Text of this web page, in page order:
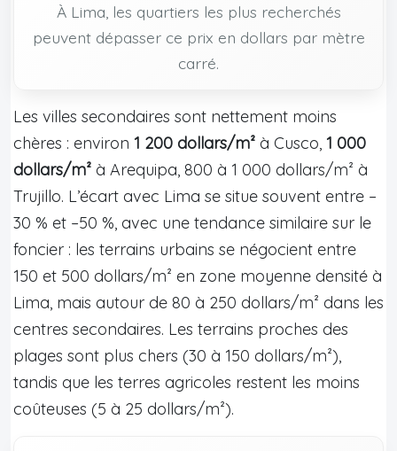
À Lima, les quartiers les plus recherchés
peuvent dépasser ce prix en dollars par mètre
carré.
Les villes secondaires sont nettement moins
chères : environ 1 200 dollars/m² à Cusco, 1 000
dollars/m² à Arequipa, 800 à 1 000 dollars/m² à
Trujillo. L’écart avec Lima se situe souvent entre –
30 % et –50 %, avec une tendance similaire sur le
foncier : les terrains urbains se négocient entre
150 et 500 dollars/m² en zone moyenne densité à
Lima, mais autour de 80 à 250 dollars/m² dans les
centres secondaires. Les terrains proches des
plages sont plus chers (30 à 150 dollars/m²),
tandis que les terres agricoles restent les moins
coûteuses (5 à 25 dollars/m²).